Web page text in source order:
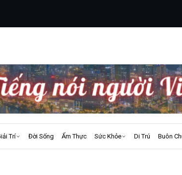
Trí Đời Sống Ẩm Thực Sức Khỏe Di Trú Buôn